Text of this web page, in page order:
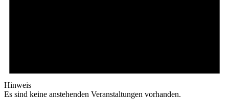
Hinweis
Es sind keine anstehenden Veranstaltungen vorhanden.